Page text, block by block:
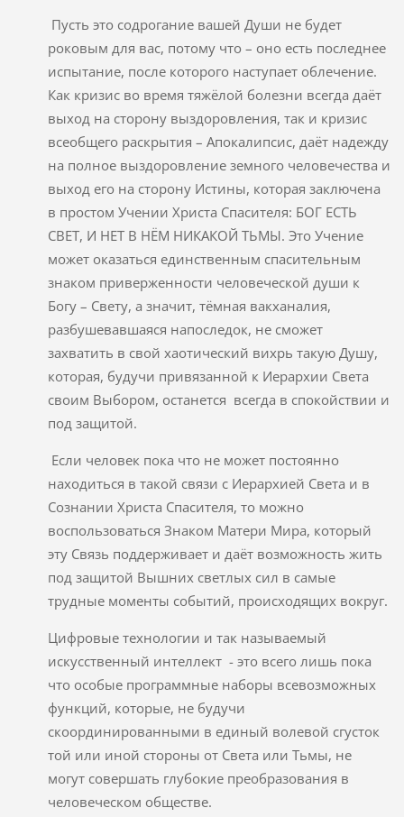
Пусть это содрогание вашей Души не будет
роковым для вас, потому что – оно есть последнее
испытание, после которого наступает облечение.
Как кризис во время тяжёлой болезни всегда даёт
выход на сторону выздоровления, так и кризис
всеобщего раскрытия – Апокалипсис, даёт надежду
на полное выздоровление земного человечества и
выход его на сторону Истины, которая заключена
в простом Учении Христа Спасителя: БОГ ЕСТЬ
СВЕТ, И НЕТ В НЁМ НИКАКОЙ ТЬМЫ. Это Учение
может оказаться единственным спасительным
знаком приверженности человеческой души к
Богу – Свету, а значит, тёмная вакханалия,
разбушевавшаяся напоследок, не сможет
захватить в свой хаотический вихрь такую Душу,
которая, будучи привязанной к Иерархии Света
своим Выбором, останется всегда в спокойствии и
под защитой.
Если человек пока что не может постоянно
находиться в такой связи с Иерархией Света и в
Сознании Христа Спасителя, то можно
воспользоваться Знаком Матери Мира, который
эту Связь поддерживает и даёт возможность жить
под защитой Вышних светлых сил в самые
трудные моменты событий, происходящих вокруг.
Цифровые технологии и так называемый
искусственный интеллект - это всего лишь пока
что особые программные наборы всевозможных
функций, которые, не будучи
скоординированными в единый волевой сгусток
той или иной стороны от Света или Тьмы, не
могут совершать глубокие преобразования в
человеческом обществе.